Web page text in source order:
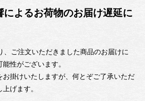
によるお荷物のお届け遅延に
、ご注文いただきました商品のお届けに
性がございます。
掛けいたしますが、何とぞご了承いただ
げます。